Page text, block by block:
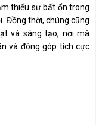
thiểu sự bất ổn trong
Đồng thời, chúng cũng
và sáng tạo, nơi mà
và đóng góp tích cực